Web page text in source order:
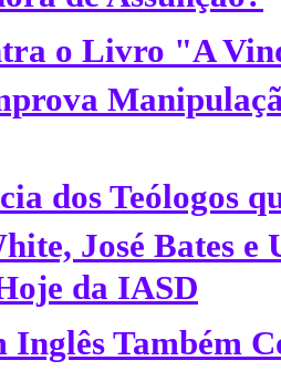
o Livro "A
dos Teólogos
José Bates
da IASD
Inglês Também